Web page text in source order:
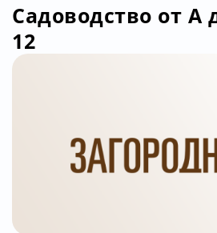
Садоводство от А
12